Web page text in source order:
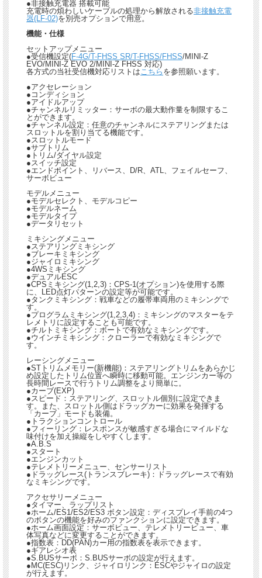
●非接触充電器 搭載可能
充電時の煩わしいケーブルの処理から解放される非接触充電
器(LF-02)を別売オプションで用意。
機能・仕様
セットアップメニュー
●受信機設定(F-4G/T-FHSS SR/T-FHSS/FHSS/MINI-Z
EVO/MINI-Z EVO 2/MINI-Z FHSS 対応)
各方式の当社受信機対応リストは こちら を参照願います。
●アクセレーション
●コンディション
●アイドルアップ
●チャンネルリミッター：サーボの最大動作量を制限するこ
とができます。
●チャンネル設定：任意のチャンネルにステアリングまたは
スロットルを割り当てる機能です。
●スロットルモード
●サブトリム
●トリム/ダイヤル設定
●スイッチ設定
●エンドポイント、リバース、D/R、ATL、フェイルセーフ、
サーボビュー
モデルメニュー
●モデルセレクト、モデルコピー
●モデルネーム
●モデルタイプ
●データリセット
ミキシングメニュー
●ステアリングミキシング
●ブレーキミキシング
●ジャイロミキシング
●4WSミキシング
●デュアルESC
●CPSミキシング(1,2,3)：CPS-1(オプション)を使用する際
に、LED点灯パターンの設定等が可能です。
●タンクミキシング：戦車などの履帯車両用のミキシングで
す。
●プログラムミキシング(1,2,3,4)：ミキシングのマスターをテ
レメトリに設定することも可能です。
●チルトミキシング：ボートで有効なミキシングです。
●ウインチミキシング：クローラーで有効なミキシングで
す。
レーシングメニュー
●STトリムメモリー(新機能)：ステアリングトリムをあらかじ
め設定したトリム位置へ瞬時に移動可能。エンジンカー等の
長時間レースで行うトリム調整をより簡単に。
●カーブ(EXP)
●スピード：ステアリング、スロットル個別に設定できま
す。また、スロットル側はドラッグカーに効果を発揮する
「カーブ」モードも装備。
●トラクションコントロール
●フィーリング：レスポンスが敏感すぎる場合にマイルドな
味付けを加え操縦をしやすくします。
●A.B.S
●スタート
●エンジンカット
●テレメトリーメニュー、センサーリスト
●ドラッグレース(トランスブレーキ)：ドラッグレースで有効
なミキシングです。
アクセサリーメニュー
●タイマー、ラップリスト
●ホーム/ES1/ES2/ES3 ボタン設定：ディスプレイ手前の4つ
のボタンの機能を好みのファンクションに設定できます。
●ホーム画面設定：サーボビュー、テレメトリービュー、車
体写真などに変更することができます。
●指数表：DD(PAN)カー用の指数表を表示できます。
●ギアレシオ表
●S.BUSサーボ：S.BUSサーボの設定が行えます。
●MC(ESC)リンク、ジャイロリンク：ESCやジャイロの設定
が行えます。